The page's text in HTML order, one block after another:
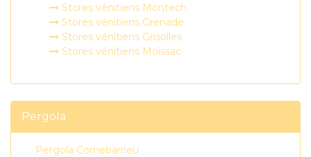
Stores vénitiens Montech
Stores vénitiens Grenade
Stores vénitiens Grisolles
Stores vénitiens Moissac
Pergola
Pergola Cornebarrieu